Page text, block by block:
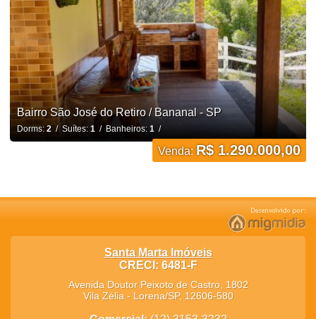
Bairro São José do Retiro / Bananal - SP
Dorms: 2/ Suítes: 1/ Banheiros: 1/
Venda: R$ 1.290.000,00
Santa Marta Imóveis
CRECI: 6481-F
Avenida Doutor Peixoto de Castro, 1802
Vila Zélia- Lorena/SP, 12606-580